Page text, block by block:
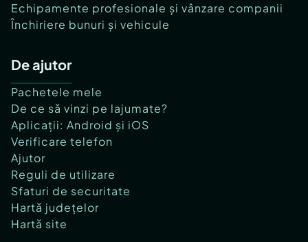
Echipamente profesionale și vânzare companii
Închiriere bunuri și vehicule
De ajutor
Pachetele mele
De ce să vinzi pe lajumate?
Aplicații: Android și iOS
Verificare telefon
Ajutor
Reguli de utilizare
Sfaturi de securitate
Hartă județelor
Hartă site